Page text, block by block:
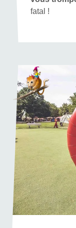
fatal !